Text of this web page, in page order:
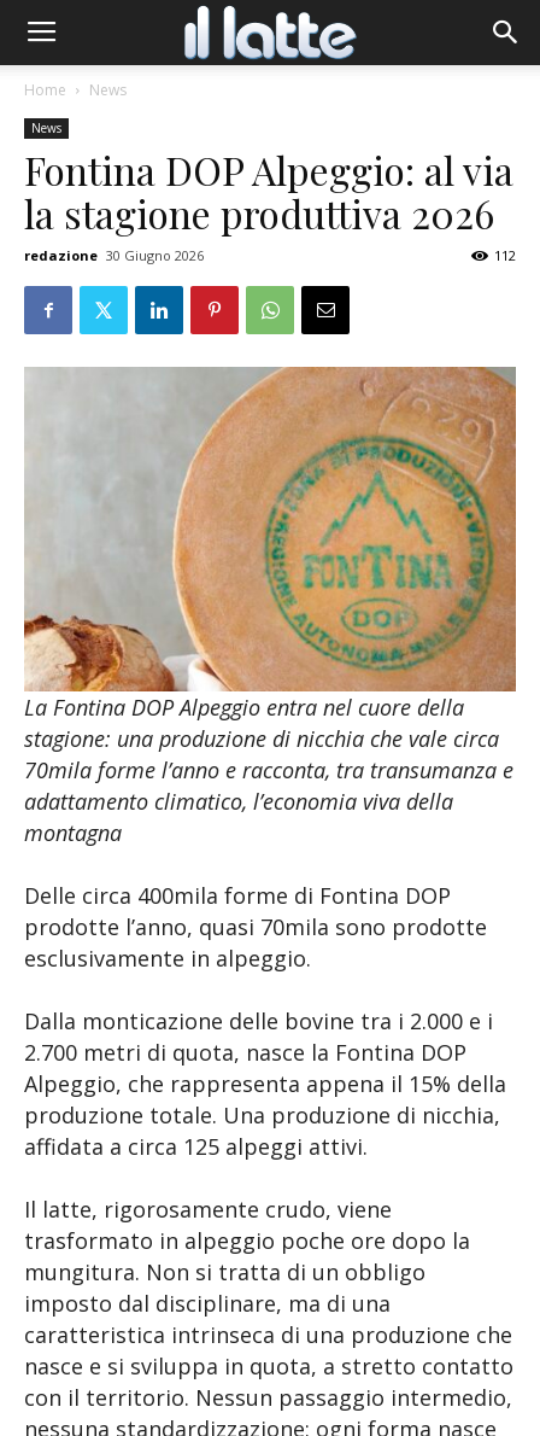
Home News
News
Fontina DOP Alpeggio: al via
la stagione produttiva 2026
redazione 30 Giugno 2026 112
La Fontina DOP Alpeggio entra nel cuore della
stagione: una produzione di nicchia che vale circa
70mila forme l’anno e racconta, tra transumanza e
adattamento climatico, l’economia viva della
montagna
Delle circa 400mila forme di Fontina DOP
prodotte l’anno, quasi 70mila sono prodotte
esclusivamente in alpeggio.
Dalla monticazione delle bovine tra i 2.000 e i
2.700 metri di quota, nasce la Fontina DOP
Alpeggio, che rappresenta appena il 15% della
produzione totale. Una produzione di nicchia,
affidata a circa 125 alpeggi attivi.
Il latte, rigorosamente crudo, viene
trasformato in alpeggio poche ore dopo la
mungitura. Non si tratta di un obbligo
imposto dal disciplinare, ma di una
caratteristica intrinseca di una produzione che
nasce e si sviluppa in quota, a stretto contatto
con il territorio. Nessun passaggio intermedio,
nessuna standardizzazione: ogni forma nasce